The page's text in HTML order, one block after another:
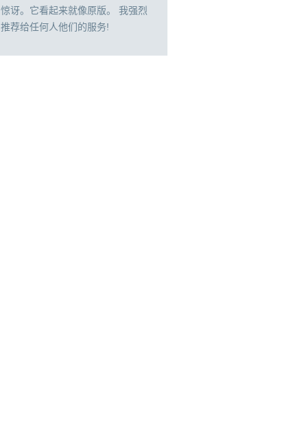
惊讶。它看起来就像原版。 我强烈
推荐给任何人他们的服务!